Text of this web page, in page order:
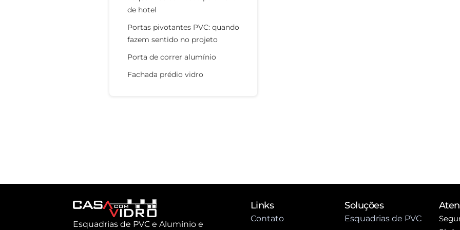
de hotel
Portas pivotantes PVC: quando
fazem sentido no projeto
Porta de correr alumínio
Fachada prédio vidro
Esquadrias de PVC e Alumínio e
Links
Contato
Soluções
Esquadrias de PVC